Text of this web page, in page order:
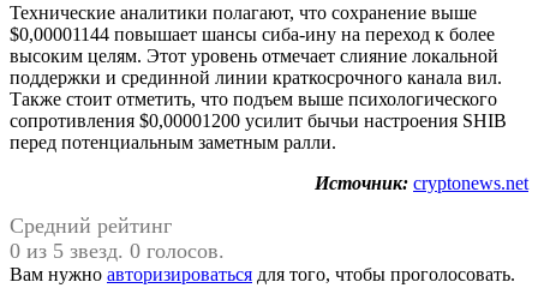
Технические аналитики полагают, что сохранение выше
$0,00001144 повышает шансы сиба-ину на переход к более
высоким целям. Этот уровень отмечает слияние локальной
поддержки и срединной линии краткосрочного канала вил.
Также стоит отметить, что подъем выше психологического
сопротивления $0,00001200 усилит бычьи настроения SHIB
перед потенциальным заметным ралли.
Источник: cryptonews.net
Средний рейтинг
0 из 5 звезд. 0 голосов.
Вам нужно авторизироваться для того, чтобы проголосовать.